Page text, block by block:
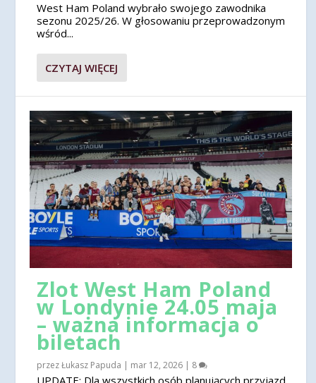
West Ham Poland wybrało swojego zawodnika
sezonu 2025/26. W głosowaniu przeprowadzonym
wśród...
CZYTAJ WIĘCEJ
Zlot West Ham Poland
w Londynie 24.05 maja
– ważna informacja o
biletach
przezŁukasz Papuda | mar 12, 2026 | 8
UPDATE: Dla wszystkich osób planujących przyjazd